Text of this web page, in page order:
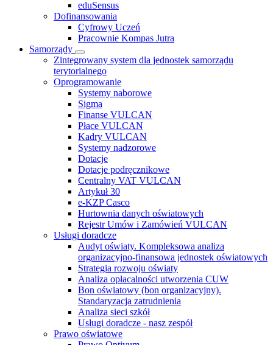
eduSensus
Dofinansowania
Cyfrowy Uczeń
Pracownie Kompas Jutra
Samorządy
Zintegrowany system dla jednostek samorządu
terytorialnego
Oprogramowanie
Systemy naborowe
Sigma
Finanse VULCAN
Płace VULCAN
Kadry VULCAN
Systemy nadzorowe
Dotacje
Dotacje podręcznikowe
Centralny VAT VULCAN
Artykuł 30
e-KZP Casco
Hurtownia danych oświatowych
Rejestr Umów i Zamówień VULCAN
Usługi doradcze
Audyt oświaty. Kompleksowa analiza
organizacyjno-finansowa jednostek oświatowych
Strategia rozwoju oświaty
Analiza opłacalności utworzenia CUW
Bon oświatowy (bon organizacyjny).
Standaryzacja zatrudnienia
Analiza sieci szkół
Usługi doradcze - nasz zespół
Prawo oświatowe